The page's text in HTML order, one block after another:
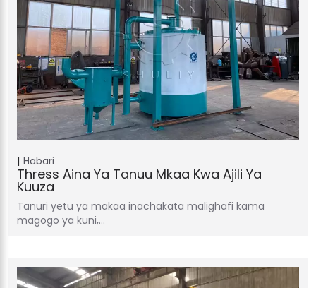
Habari
Thress Aina Ya Tanuu Mkaa Kwa Ajili Ya
Kuuza
Tanuri yetu ya makaa inachakata malighafi kama
magogo ya kuni,…